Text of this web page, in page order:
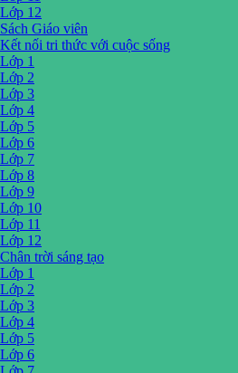
Lớp 12
Sách Giáo viên
Kết nối tri thức với cuộc sống
Lớp 1
Lớp 2
Lớp 3
Lớp 4
Lớp 5
Lớp 6
Lớp 7
Lớp 8
Lớp 9
Lớp 10
Lớp 11
Lớp 12
Chân trời sáng tạo
Lớp 1
Lớp 2
Lớp 3
Lớp 4
Lớp 5
Lớp 6